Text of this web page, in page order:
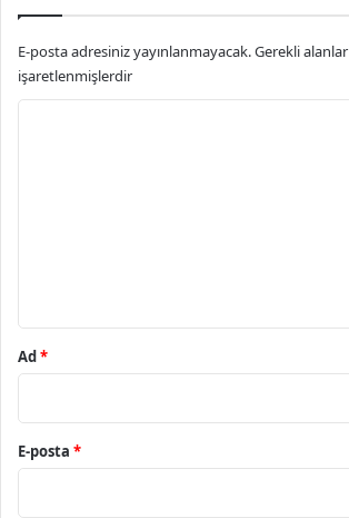
E-posta adresiniz yayınlanmayacak.Gerekli alanlar
işaretlenmişlerdir
Ad*
E-posta *